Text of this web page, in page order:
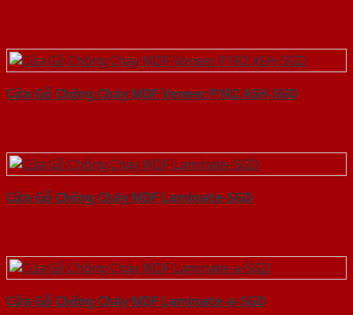
Cửa Gỗ Chống Cháy MDF Veneer P1R2 ASH-SGD
Cửa Gỗ Chống Cháy MDF Laminate-SGD
Cửa Gỗ Chống Cháy MDF Laminate-a-SGD